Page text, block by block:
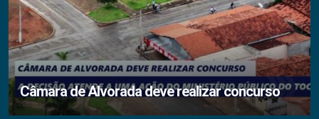
Câmara de Alvorada deve realizar concurso